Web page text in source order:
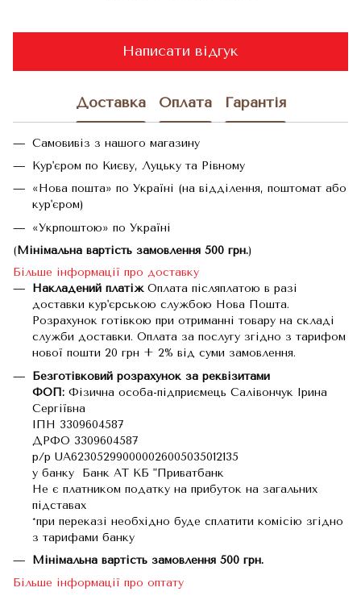
Написати відгук
Доставка Оплата Гарантія
Самовивіз з нашого магазину
Кур'єром по Києву, Луцьку та Рівному
«Нова пошта» по Україні (на відділення, поштомат або
кур'єром)
«Укрпоштою» по Україні
(Мінімальна вартість замовлення 500 грн.)
Більше інформації про доставку
Накладений платіжОплата післяплатою в разі
доставки кур'єрською службою Нова Пошта.
Розрахунок готівкою при отриманні товару на складі
служби доставки. Оплата за послугу згідно з тарифом
нової пошти 20 грн + 2% від суми замовлення.
Безготівковий розрахунок за реквізитами
ФОП: Фізична особа-підприємець Салівончук Ірина
Сергіївна
ІПН 3309604587
ДРФО 3309604587
р/р UA623052990000026005035012135
у банку Банк АТ КБ "Приватбанк
Не є платником податку на прибуток на загальних
підставах
*при переказі необхідно буде сплатити комісію згідно
з тарифами банку
Мінімальна вартість замовлення 500 грн.
Більше інформації про оптату